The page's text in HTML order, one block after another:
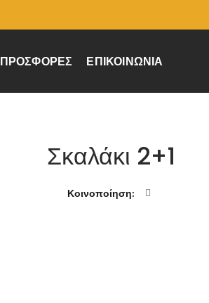
ΠΡΟΣΦΟΡΈΣ ΕΠΙΚΟΙΝΩΝΊΑ
Σκαλάκι 2+1
Κοινοποίηση